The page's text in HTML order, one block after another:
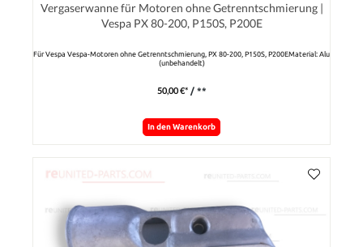
Vergaserwanne für Motoren ohne Getrenntschmierung |
Vespa PX 80-200, P150S, P200E
Für Vespa Vespa-Motoren ohne Getrenntschmierung, PX 80-200, P150S, P200EMaterial: Alu
(unbehandelt)
50,00 €* / **
In den Warenkorb